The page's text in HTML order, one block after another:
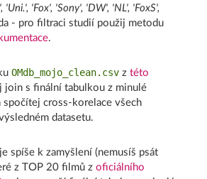
'Uni.', 'Fox', 'Sony', 'DW', 'NL', 'FoxS',
- pro filtraci studií použij metodu
.
OMdb_mojo_clean.csv ztéto
join s finální tabulkou z minulé
spočítej cross-korelace všech
datasetu.
spíše k zamyšlení (nemusíš psát
z TOP 20 filmů zoficiálního